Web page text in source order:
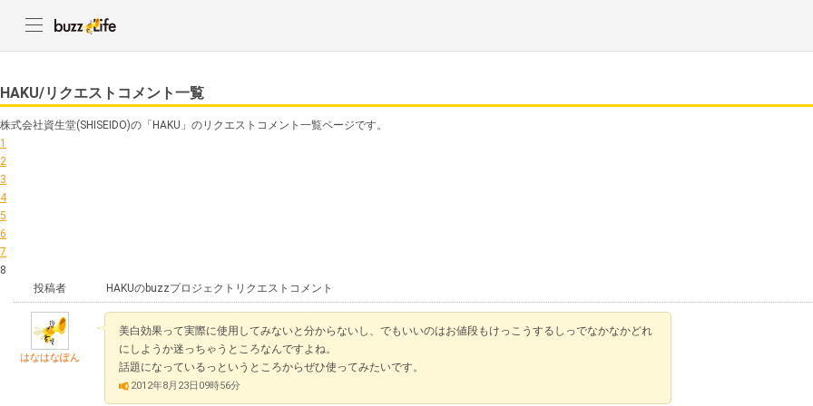
HAKU/リクエストコメント一覧
株式会社資生堂(SHISEIDO)の「HAKU」のリクエストコメント一覧ページです。
1
2
3
4
5
6
7
8
投稿者
HAKUのbuzzプロジェクトリクエストコメント
はなはなぽん
美白効果って実際に使用してみないと分からないし、でもいいのはお値段もけっこうするしっでなかなかどれ
にしようか迷っちゃうところなんですよね。
話題になっているっというところからぜひ使ってみたいです。
2012年8月23日09時56分